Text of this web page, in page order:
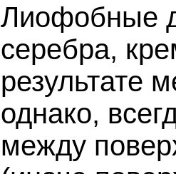
Лиофобные
серебра,
результате
однако,
между